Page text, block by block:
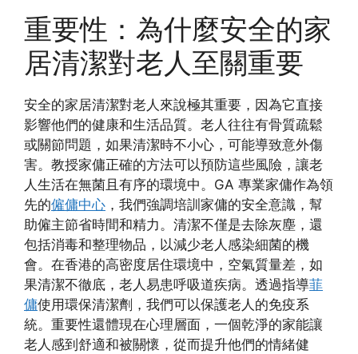
重要性：為什麼安全的家
居清潔對老人至關重要
安全的家居清潔對老人來說極其重要，因為它直接
影響他們的健康和生活品質。老人往往有骨質疏鬆
或關節問題，如果清潔時不小心，可能導致意外傷
害。教授家傭正確的方法可以預防這些風險，讓老
人生活在無菌且有序的環境中。GA 專業家傭作為領
先的僱傭中心 ，我們強調培訓家傭的安全意識，幫
助僱主節省時間和精力。清潔不僅是去除灰塵，還
包括消毒和整理物品，以減少老人感染細菌的機
會。在香港的高密度居住環境中，空氣質量差，如
果清潔不徹底，老人易患呼吸道疾病。透過指導菲
傭使用環保清潔劑，我們可以保護老人的免疫系
統。重要性還體現在心理層面，一個乾淨的家能讓
老人感到舒適和被關懷，從而提升他們的情緒健